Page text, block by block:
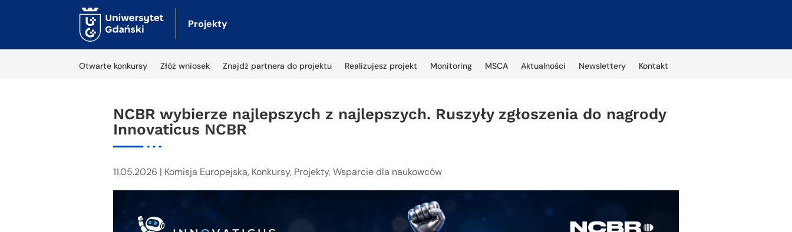
Projekty
Otwarte konkursy Złóż wniosek Znajdź partnera do projektu Realizujesz projekt Monitoring MSCA Aktualności Newslettery Kontakt
NCBR wybierze najlepszych z najlepszych. Ruszyły zgłoszenia do nagrody
Innovaticus NCBR
11.05.2026 | Komisja Europejska, Konkursy, Projekty,Wsparcie dla naukowców